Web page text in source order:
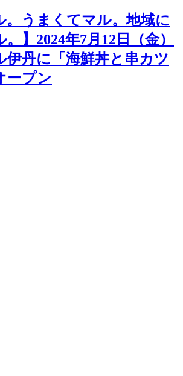
。うまくてマル。地域に
】2024年7月12日（金）
伊丹に「海鮮丼と串カツ
ープン